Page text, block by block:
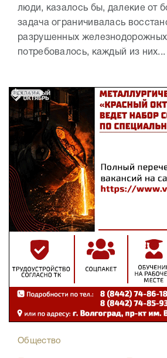
люди, казалось бы, далекие от
задача ограничивалась
разрушенных железнодорожных
потребовалось, каждый из них...
РЕКЛАМА
Общество